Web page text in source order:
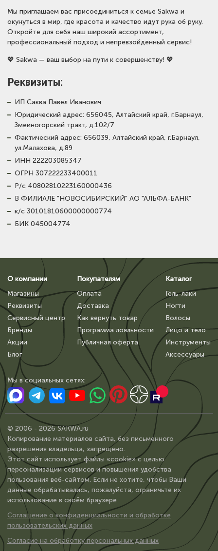
Мы приглашаем вас присоединиться к семье Sakwa и
окунуться в мир, где красота и качество идут рука об руку.
Откройте для себя наш широкий ассортимент,
профессиональный подход и непревзойденный сервис!
💖 Sakwa — ваш выбор на пути к совершенству! 💖
Реквизиты:
ИП Саква Павел Иванович
Юридический адрес: 656045, Алтайский край, г.Барнаул,
Змеиногорский тракт, д.102/7
Фактический адрес: 656039, Алтайский край, г.Барнаул,
ул.Малахова, д.89
ИНН 222203085347
ОГРН 307222233400011
Р/с 40802810223160000436
В ФИЛИАЛЕ "НОВОСИБИРСКИЙ" АО "АЛЬФА-БАНК"
к/с 30101810600000000774
БИК 045004774
О компании
Магазины
Реквизиты
Сервисный центр
Бренды
Акции
Блог
Покупателям
Оплата
Доставка
Как вернуть товар
Программа лояльности
Публичная оферта
Каталог
Гель-лаки
Ногти
Волосы
Лицо и тело
Инструменты
Аксессуары
Мы в сoциальных сетях:
© 2006 - 2026 SAKWA.ru
Копирование материалов сайта, без письменного
разрешения владельца, запрещено.
Этот сайт использует файлы «cookie» с целью
персонализации сервисов и повышения удобства
пользования веб-сайтом. Если не хотите, чтобы Ваши
данные обрабатывались, пожалуйста, ограничьте их
использование в своём браузере
Соглашение о конфиденциальности и обработке
пользовательских данных
Согласие на обработку персональных данных